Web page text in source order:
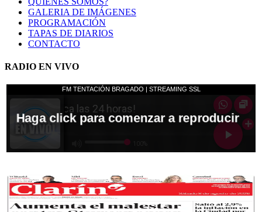
GALERIA DE IMÁGENES
PROGRAMACIÓN
TAPAS DE DIARIOS
CONTACTO
RADIO EN VIVO